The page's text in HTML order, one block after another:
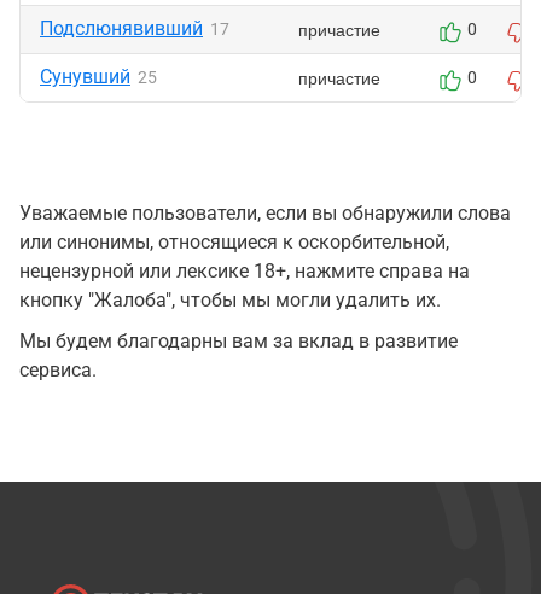
Подслюнявивший 17 причастие 0
Сунувший 25 причастие 0
Уважаемые пользователи, если вы обнаружили слова
или синонимы, относящиеся к оскорбительной,
нецензурной или лексике 18+, нажмите справа на
кнопку "Жалоба", чтобы мы могли удалить их.
Мы будем благодарны вам за вклад в развитие
сервиса.